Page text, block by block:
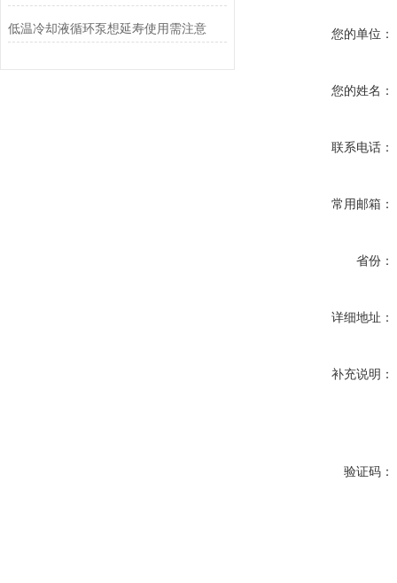
低温冷却液循环泵想延寿使用需注意 您的单位：
您的姓名：
联系电话：
常用邮箱：
省份：
详细地址：
补充说明：
验证码：